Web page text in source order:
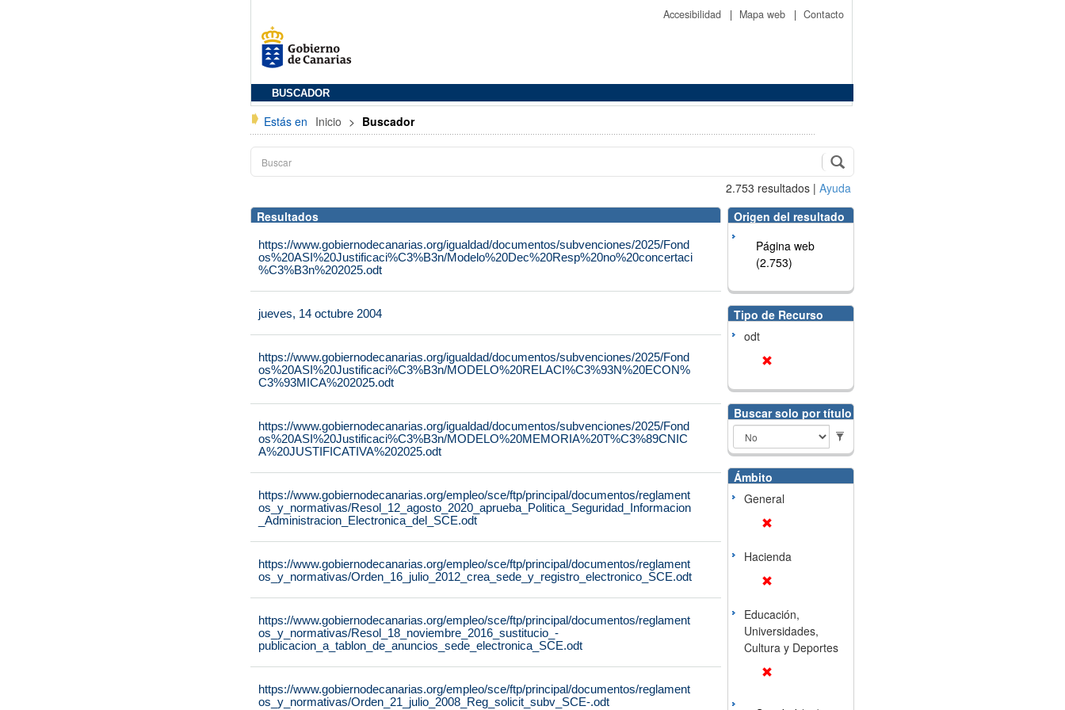
Accesibilidad | Mapa web | Contacto
BUSCADOR
Estás en Inicio > Buscador
2.753 resultados | Ayuda
Resultados
https://www.gobiernodecanarias.org/igualdad/documentos/subvenciones/2025/Fond
os%20ASI%20Justificaci%C3%B3n/Modelo%20Dec%20Resp%20no%20concertaci
%C3%B3n%202025.odt
jueves, 14 octubre 2004
https://www.gobiernodecanarias.org/igualdad/documentos/subvenciones/2025/Fond
os%20ASI%20Justificaci%C3%B3n/MODELO%20RELACI%C3%93N%20ECON%
C3%93MICA%202025.odt
https://www.gobiernodecanarias.org/igualdad/documentos/subvenciones/2025/Fond
os%20ASI%20Justificaci%C3%B3n/MODELO%20MEMORIA%20T%C3%89CNIC
A%20JUSTIFICATIVA%202025.odt
https://www.gobiernodecanarias.org/empleo/sce/ftp/principal/documentos/reglament
os_y_normativas/Resol_12_agosto_2020_aprueba_Politica_Seguridad_Informacion
_Administracion_Electronica_del_SCE.odt
https://www.gobiernodecanarias.org/empleo/sce/ftp/principal/documentos/reglament
os_y_normativas/Orden_16_julio_2012_crea_sede_y_registro_electronico_SCE.odt
https://www.gobiernodecanarias.org/empleo/sce/ftp/principal/documentos/reglament
os_y_normativas/Resol_18_noviembre_2016_sustitucio_-
publicacion_a_tablon_de_anuncios_sede_electronica_SCE.odt
https://www.gobiernodecanarias.org/empleo/sce/ftp/principal/documentos/reglament
os_y_normativas/Orden_21_julio_2008_Reg_solicit_subv_SCE-.odt
Origen del resultado
Página web
(2.753)
Tipo de Recurso
odt
Buscar solo por título
Ámbito
General
Hacienda
Educación,
Universidades,
Cultura y Deportes